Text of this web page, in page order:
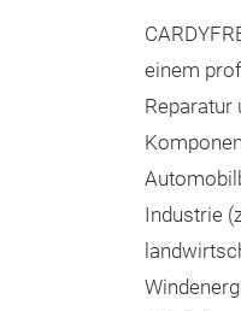
einem
Reparatur
Industrie